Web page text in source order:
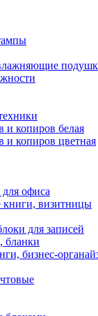
и копиров белая
и копиров цветная
офиса
книги, визитницы
для записей
бланки
бизнес-